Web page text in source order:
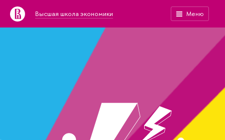
Высшая школа экономики Меню